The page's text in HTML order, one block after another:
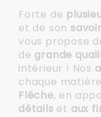
Forte de
et de son
vous propose
de grande
intérieur ! Nos
chaque
Flèche, en
détails et aux